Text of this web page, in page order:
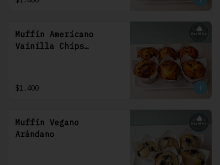
Muffin Americano
Vainilla Chips
$1.400
Muffin Vegano
Arándano